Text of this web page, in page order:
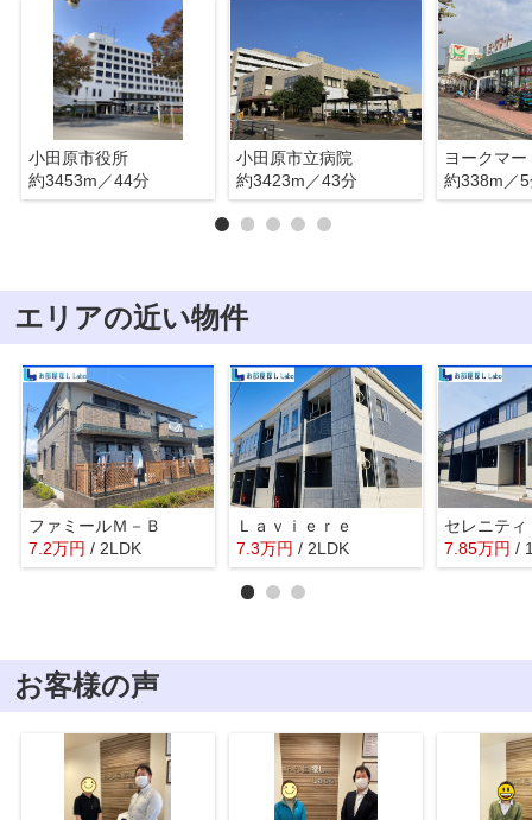
小田原市役所
約3453m／44分
小田原市立病院
約3423m／43分
ヨークマ
約338m／
エリアの近い物件
ファミールＭ－Ｂ
7.2万円 / 2LDK
Ｌａｖｉｅｒｅ
7.3万円 / 2LDK
セレニテ
7.85万円 /
お客様の声